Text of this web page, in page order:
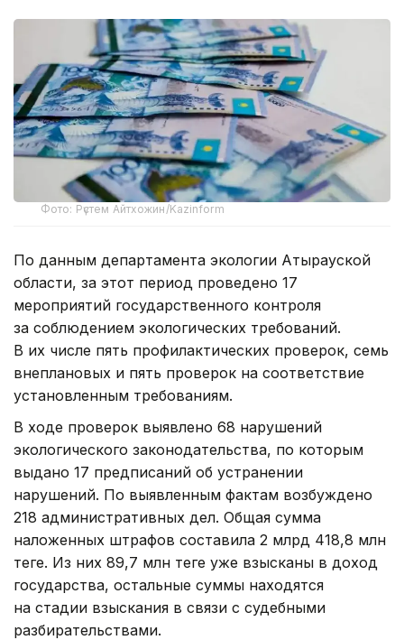
Фото: Рүстем Айтхожин/Kazinform
По данным департамента экологии Атырауской
области, за этот период проведено 17
мероприятий государственного контроля
за соблюдением экологических требований.
В их числе пять профилактических проверок, семь
внеплановых и пять проверок на соответствие
установленным требованиям.
В ходе проверок выявлено 68 нарушений
экологического законодательства, по которым
выдано 17 предписаний об устранении
нарушений. По выявленным фактам возбуждено
218 административных дел. Общая сумма
наложенных штрафов составила 2 млрд 418,8 млн
теңге. Из них 89,7 млн теңге уже взысканы в доход
государства, остальные суммы находятся
на стадии взыскания в связи с судебными
разбирательствами.